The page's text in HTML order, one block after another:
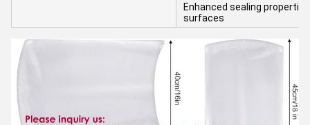
Enhanced sealing
surfaces